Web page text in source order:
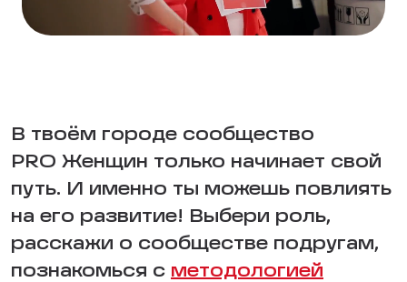
В твоём городе сообщество
PRO Женщин только начинает свой
путь. И именно ты можешь повлиять
на его развитие! Выбери роль,
расскажи о сообществе подругам,
познакомься с методологией